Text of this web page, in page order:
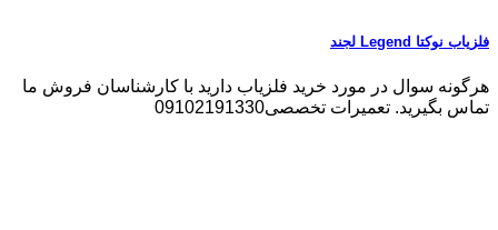
فلزیاب نوکتا Legend لجند
هرگونه سوال در مورد خرید فلزیاب دارید با کارشناسان فروش ما
تماس بگیرید. تعمیرات تخصصی09102191330